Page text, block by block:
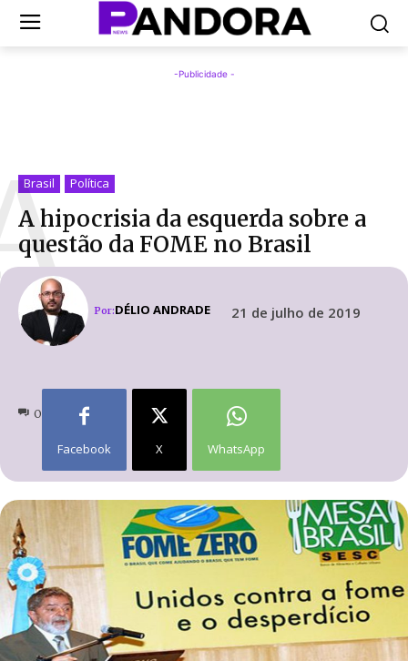
-Publicidade -
Brasil Política
A hipocrisia da esquerda sobre a
questão da FOME no Brasil
Por:DÉLIO ANDRADE 21 de julho de 2019
0
Facebook X WhatsApp